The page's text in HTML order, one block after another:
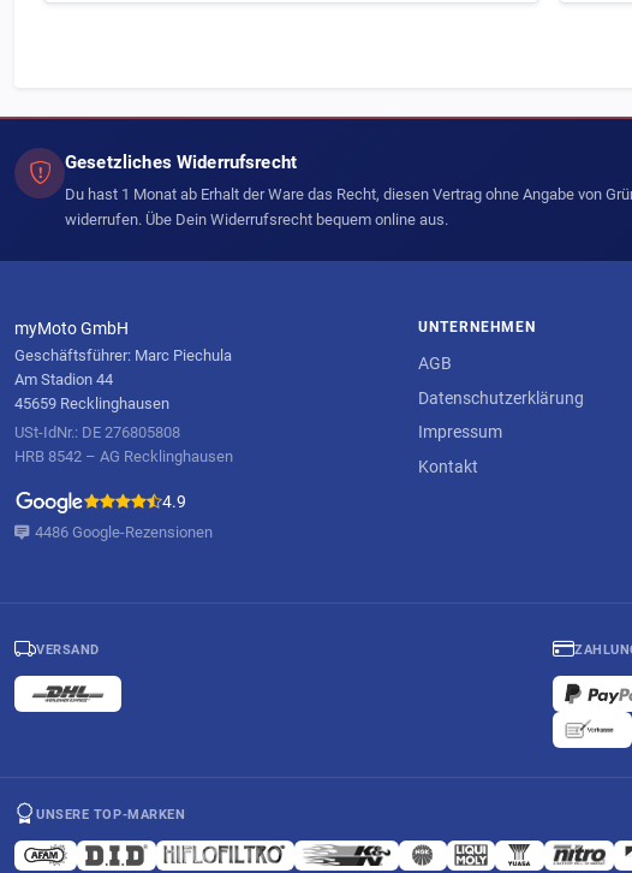
Gesetzliches Widerrufsrecht
Du hast 1 Monat ab Erhalt der Ware das Recht, diesen Vertrag ohne Angabe von
widerrufen. Übe Dein Widerrufsrecht bequem online aus.
myMoto GmbH
Geschäftsführer: Marc Piechula
Am Stadion 44
45659 Recklinghausen
USt-IdNr.: DE 276805808
HRB 8542 – AG Recklinghausen
4.9
4486 Google-Rezensionen
UNTERNEHMEN
AGB
Datenschutzerklärung
Impressum
Kontakt
VERSAND
UNSERE TOP-MARKEN